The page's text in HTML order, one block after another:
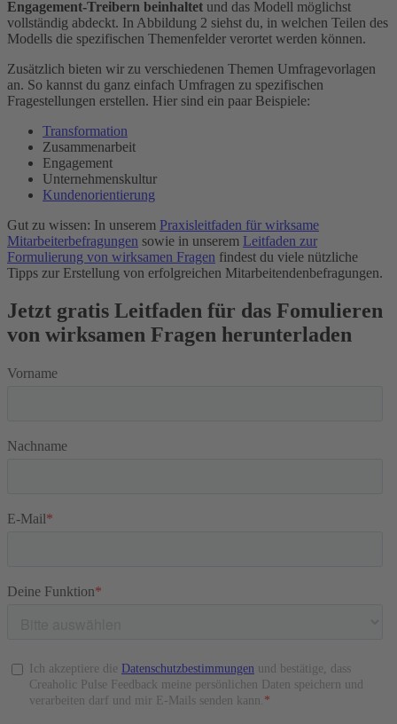
Engagement-Treibern beinhaltet und das Modell möglichst
vollständig abdeckt. In Abbildung 2 siehst du, in welchen Teilen des
Modells die spezifischen Themenfelder verortet werden können.
Zusätzlich bieten wir zu verschiedenen Themen Umfragevorlagen
an. So kannst du ganz einfach Umfragen zu spezifischen
Fragestellungen erstellen. Hier sind ein paar Beispiele:
Transformation
Zusammenarbeit
Engagement
Unternehmenskultur
Kundenorientierung
Gut zu wissen: In unserem Praxisleitfaden für wirksame
Mitarbeiterbefragungen sowie in unserem Leitfaden zur
Formulierung von wirksamen Fragen findest du viele nützliche
Tipps zur Erstellung von erfolgreichen Mitarbeitendenbefragungen.
Jetzt gratis Leitfaden für das Fomulieren
von wirksamen Fragen herunterladen